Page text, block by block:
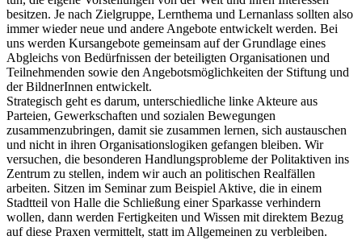
besitzen. Je nach Zielgruppe, Lernthema und Lernanlass sollten also
immer wieder neue und andere Angebote entwickelt werden. Bei
uns werden Kursangebote gemeinsam auf der Grundlage eines
Abgleichs von Bedürfnissen der beteiligten Organisationen und
Teilnehmenden sowie den Angebotsmöglichkeiten der Stiftung und
der BildnerInnen entwickelt.
Strategisch geht es darum, unterschiedliche linke Akteure aus
Parteien, Gewerkschaften und sozialen Bewegungen
zusammenzubringen, damit sie zusammen lernen, sich austauschen
und nicht in ihren Organisationslogiken gefangen bleiben. Wir
versuchen, die besonderen Handlungsprobleme der Politaktiven ins
Zentrum zu stellen, indem wir auch an politischen Realfällen
arbeiten. Sitzen im Seminar zum Beispiel Aktive, die in einem
Stadtteil von Halle die Schließung einer Sparkasse verhindern
wollen, dann werden Fertigkeiten und Wissen mit direktem Bezug
auf diese Praxen vermittelt, statt im Allgemeinen zu verbleiben.